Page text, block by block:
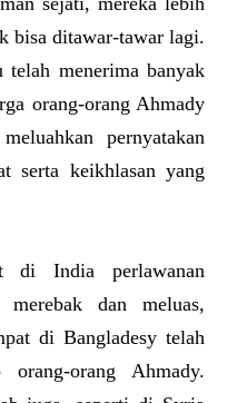
bisa ditawar-tawar lagi.
telah menerima banyak
orang-orang Ahmady
pernyatakan
serta keikhlasan yang
di India perlawanan
merebak dan meluas,
di Bangladesy telah
orang-orang Ahmady.